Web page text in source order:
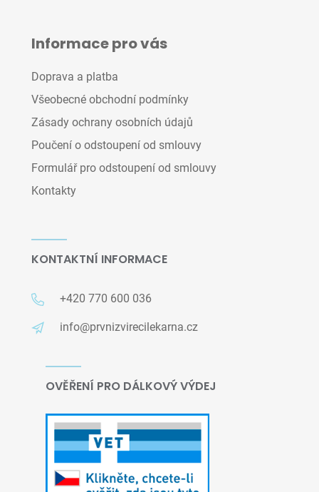
Informace pro vás
Doprava a platba
Všeobecné obchodní podmínky
Zásady ochrany osobních údajů
Poučení o odstoupení od smlouvy
Formulář pro odstoupení od smlouvy
Kontakty
KONTAKTNÍ INFORMACE
+420 770 600 036
info@prvnizvirecilekarna.cz
OVĚŘENÍ PRO DÁLKOVÝ VÝDEJ